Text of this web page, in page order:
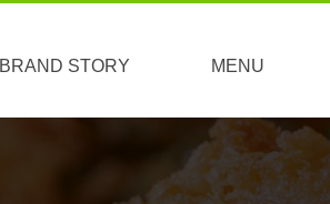
BRAND STORY MENU
고루메뉴
도시락
맞춤도시락&케이터링
간편식&키즈
사이드